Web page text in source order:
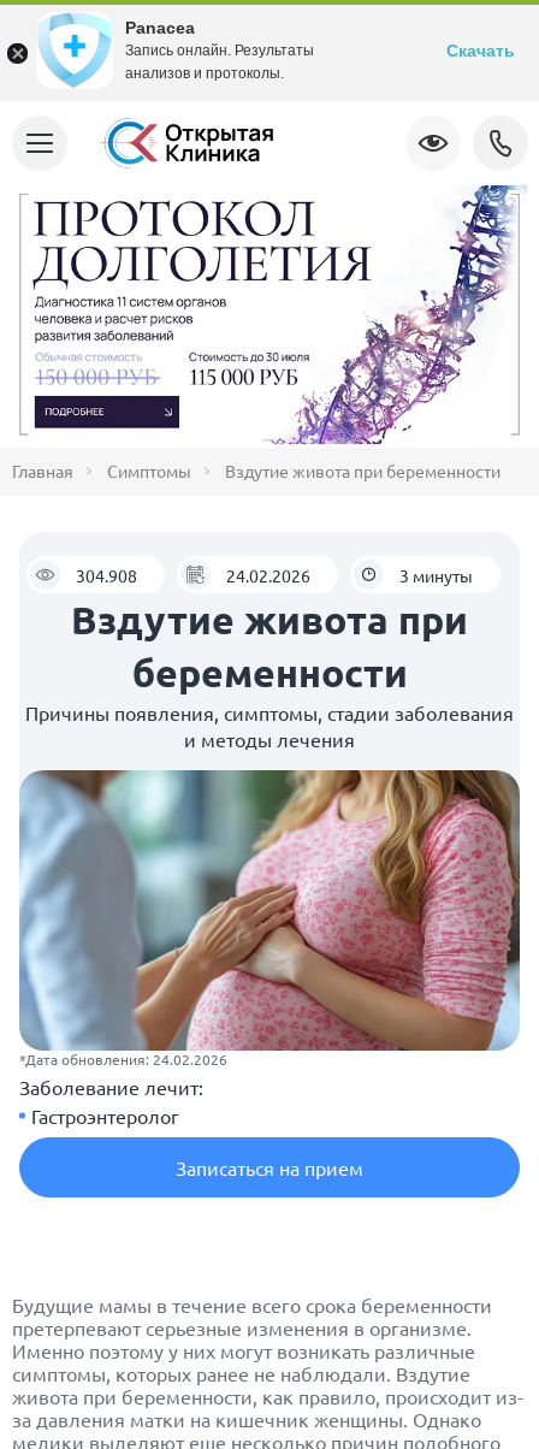
Главная Симптомы Вздутие живота при беременности
304.908 24.02.2026 3 минуты
Вздутие живота при
беременности
Причины появления, симптомы, стадии заболевания
и методы лечения
*Дата обновления: 24.02.2026
Заболевание лечит:
Гастроэнтеролог
Записаться на прием
Будущие мамы в течение всего срока беременности
претерпевают серьезные изменения в организме.
Именно поэтому у них могут возникать различные
симптомы, которых ранее не наблюдали. Вздутие
живота при беременности, как правило, происходит из-
за давления матки на кишечник женщины. Однако
медики выделяют еще несколько причин подобного
Panacea
Запись онлайн. Результаты
анализов и протоколы.
Скачать